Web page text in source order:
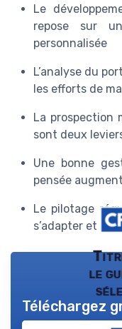
Le
repose sur
personnalisée
L’analyse du
les efforts de
La prospection
sont deux
Une bonne
pensée
Le pilotage
s’adapter et
le
Téléchargez